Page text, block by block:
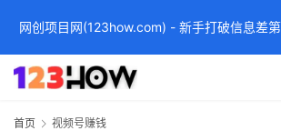
首页 视频号赚钱
网创项目网(123how.com) - 新手打破信息差